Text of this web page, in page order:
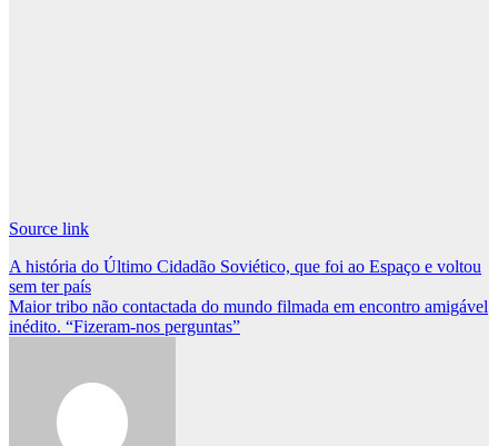
Source link
Post
navigation
A história do Último Cidadão Soviético, que foi ao Espaço e voltou
sem ter país
Maior tribo não contactada do mundo filmada em encontro amigável
inédito. “Fizeram-nos perguntas”